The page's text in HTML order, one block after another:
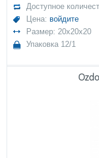
Доступное
Цена: войдите
Размер: 20x20x20
Упаковка 12/1